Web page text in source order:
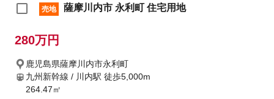
売地 薩摩川内市 永利町 住宅用地
280万円
鹿児島県薩摩川内市永利町
九州新幹線 / 川内駅 徒歩5,000m
264.47㎡